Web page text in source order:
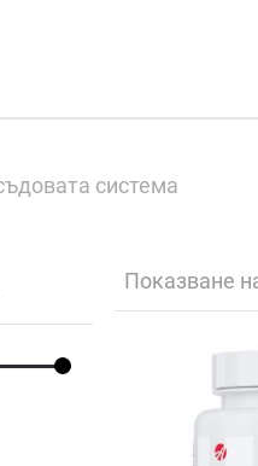
система
Показване